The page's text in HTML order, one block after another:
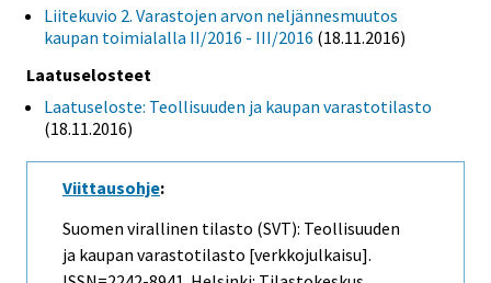
Liitekuvio 2. Varastojen arvon neljännesmuutos
kaupan toimialalla II/2016 - III/2016 (18.11.2016)
Laatuselosteet
Laatuseloste: Teollisuuden ja kaupan varastotilasto
(18.11.2016)
Viittausohje:
Suomen virallinen tilasto (SVT): Teollisuuden
ja kaupan varastotilasto [verkkojulkaisu].